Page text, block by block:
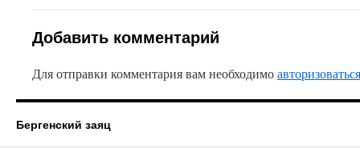
Добавить комментарий
Для отправки комментария вам необходимоавторизоваться
Бергенский заяц